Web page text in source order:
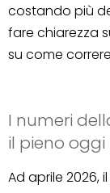
costando più
fare chiarezza
su come
I numeri
il pieno oggi
Ad aprile 2026,